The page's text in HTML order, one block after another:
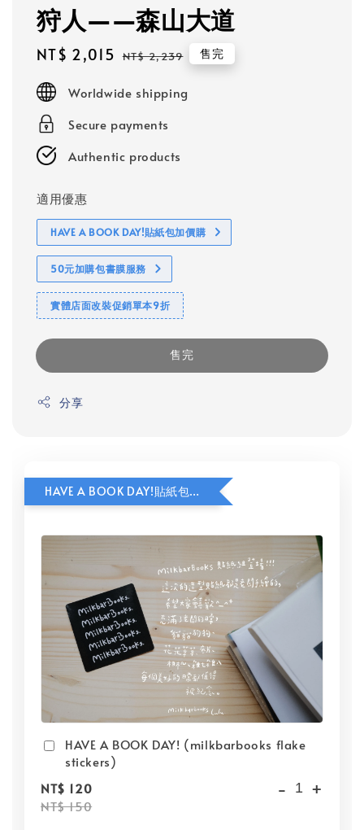
狩人——森山大道
Sale
NT$ 2,015 Regular
NT$ 2,239 售完
Worldwide shipping
Secure payments
Authentic products
適用優惠
HAVE A BOOK DAY!貼紙包加價購
50元加購包書膜服務
實體店面改裝促銷單本9折
售完
分享
HAVE A BOOK DAY!貼紙包加價購
HAVE A BOOK DAY! (milkbarbooks flake
stickers)
NT$ 120
NT$ 150
- +